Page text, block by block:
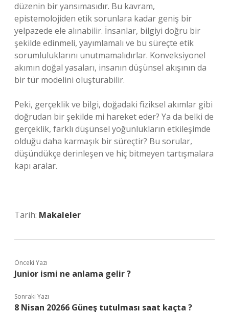
düzenin bir yansımasıdır. Bu kavram,
epistemolojiden etik sorunlara kadar geniş bir
yelpazede ele alınabilir. İnsanlar, bilgiyi doğru bir
şekilde edinmeli, yayımlamalı ve bu süreçte etik
sorumluluklarını unutmamalıdırlar. Konveksiyonel
akımın doğal yasaları, insanın düşünsel akışının da
bir tür modelini oluşturabilir.
Peki, gerçeklik ve bilgi, doğadaki fiziksel akımlar gibi
doğrudan bir şekilde mi hareket eder? Ya da belki de
gerçeklik, farklı düşünsel yoğunlukların etkileşimde
olduğu daha karmaşık bir süreçtir? Bu sorular,
düşündükçe derinleşen ve hiç bitmeyen tartışmalara
kapı aralar.
Tarih: Makaleler
Önceki Yazı
Junior ismi ne anlama gelir ?
Sonraki Yazı
8 Nisan 20266 Güneş tutulması saat kaçta ?